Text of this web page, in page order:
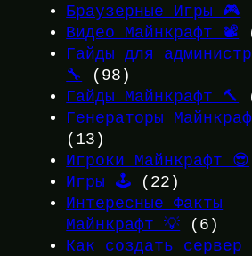
Браузерные Игры 🎮
Видео Майнкрафт 📽️
Гайды для
🔧
(98)
Гайды Майнкрафт 🔨
Генераторы
(13)
Игроки Майнкрафт 😎
Игры 🕹️ (22)
Интересные Факты
Майнкрафт 💡 (6)
Как создать сервер